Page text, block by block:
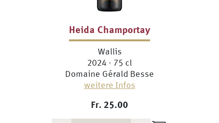
Heida Champortay
Wallis
2024 - 75 cl
Domaine Gérald Besse
weitere Infos
Fr. 25.00